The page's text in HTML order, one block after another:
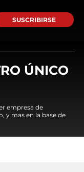
SUSCRIBIRSE
ÚNICO
empresa de
y mas en la base de